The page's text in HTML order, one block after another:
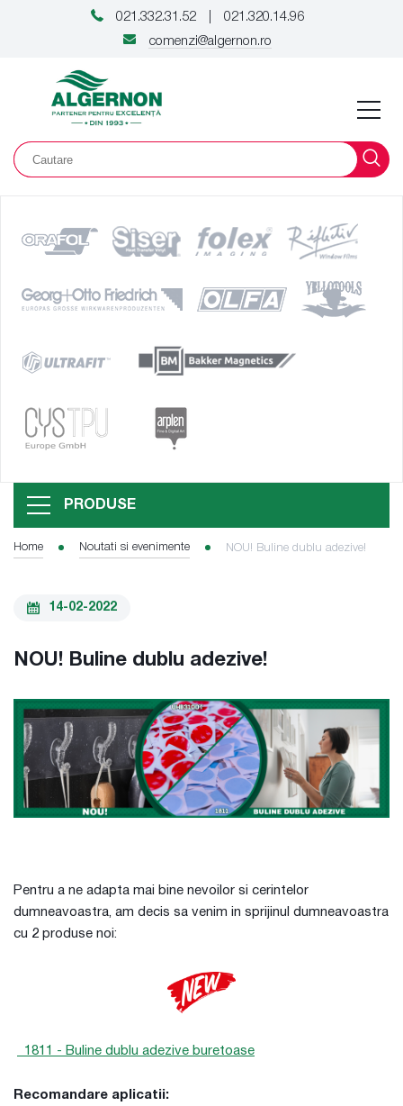
021.332.31.52
021.320.14.96
comenzi@algernon.ro
PRODUSE
Home Noutati si evenimente NOU! Buline dublu adezive!
14-02-2022
NOU! Buline dublu adezive!
Pentru a ne adapta mai bine nevoilor si cerintelor
dumneavoastra, am decis sa venim in sprijinul dumneavoastra
cu 2 produse noi:
1811 - Buline dublu adezive buretoase
Recomandare aplicatii: